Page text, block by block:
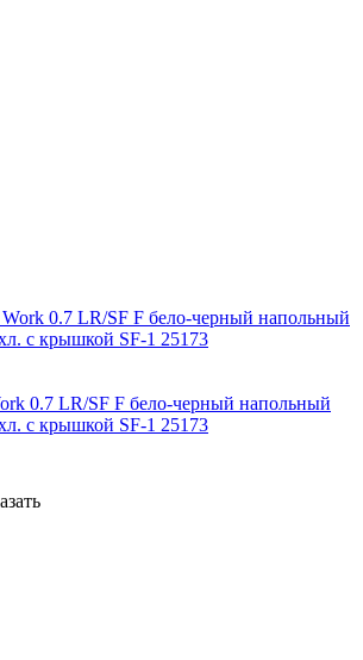
0.7 LR/SF F бело-черный напольный
с крышкой SF-1 25173